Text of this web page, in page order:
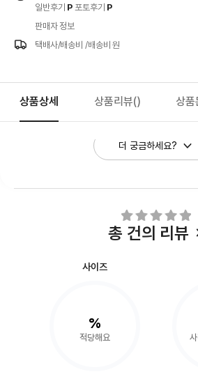
일반후기 P 포토후기 P
판매자 정보
택배사/배송비 /배송비 원
상품상세 상품리뷰() 상품
더 궁금하세요?
총 건의 리뷰
사이즈
%
적당해요